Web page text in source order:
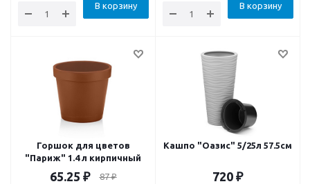
В корзину В корзину
Горшок для цветов
"Париж" 1.4 л кирпичный
65.25 ₽ 87₽
Кашпо "Оазис" 5/25л 57.5см
720 ₽